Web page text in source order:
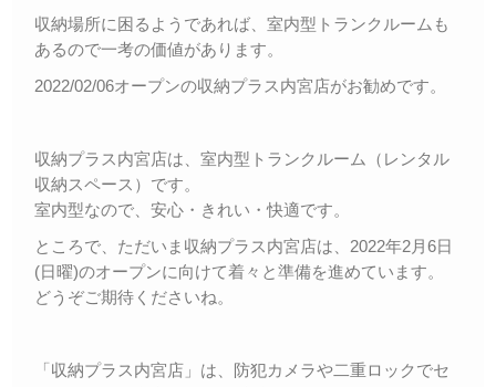
収納場所に困るようであれば、室内型トランクルームも
あるので一考の価値があります。
2022/02/06オープンの収納プラス内宮店がお勧めです。
収納プラス内宮店は、室内型トランクルーム（レンタル
収納スペース）です。
室内型なので、安心・きれい・快適です。
ところで、ただいま収納プラス内宮店は、2022年2月6日
(日曜)のオープンに向けて着々と準備を進めています。
どうぞご期待くださいね。
「収納プラス内宮店」は、防犯カメラや二重ロックでセ